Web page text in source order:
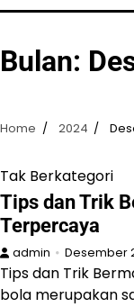
Bulan:
Home 2024
Tak Berkategori
Tips dan Trik
Terpercaya
admin Desember
Tips dan Trik
bola merupakan